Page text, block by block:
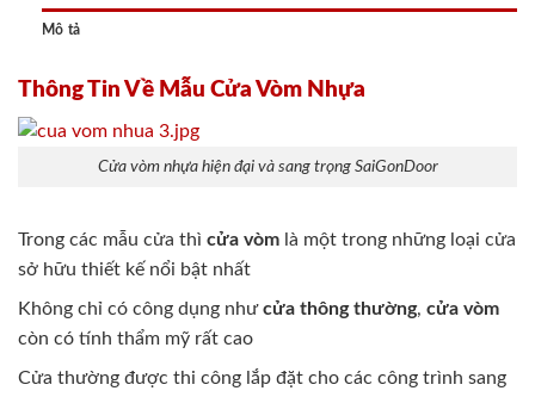
Mô tả
Thông Tin Về Mẫu Cửa Vòm Nhựa
Cửa vòm nhựa hiện đại và sang trọng SaiGonDoor
Trong các mẫu cửa thì cửa vòm là một trong những loại cửa
sở hữu thiết kế nổi bật nhất
Không chỉ có công dụng nhưcửa thông thường, cửa vòm
còn có tính thẩm mỹ rất cao
Cửa thường được thi công lắp đặt cho các công trình sang